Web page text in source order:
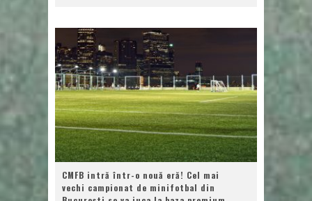
CMFB intră într-o nouă eră! Cel mai
vechi campionat de minifotbal din